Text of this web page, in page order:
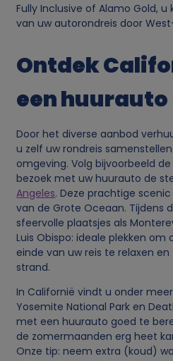
Fully Inclusive of Alamo Gold,
van uw autorondreis door
Ontdek
een huurauto
Door het diverse aanbod
u zelf uw rondreis
omgeving. Volg bijvoorbeeld
bezoek met uw huurauto de
Angeles. Deze prachtige
van de Grote Oceaan. Tijdens
sfeervolle plaatsjes als
Luis Obispo: ideale plekken
einde van uw reis te relaxen
strand.
In Californië vindt u onder
Yosemite National Park en
met een huurauto goed te
de zomermaanden erg heet
Onze tip: neem extra (koud)
s
o
n
i
j
k
e
g
e